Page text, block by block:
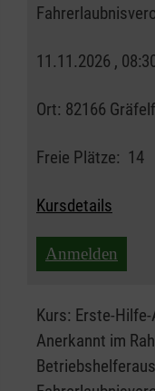
11.11.2026 ,
Ort: 82166
Freie Plätze: 14
Kursdetails
Anmelden
Kurs: Erste-
Anerkannt im